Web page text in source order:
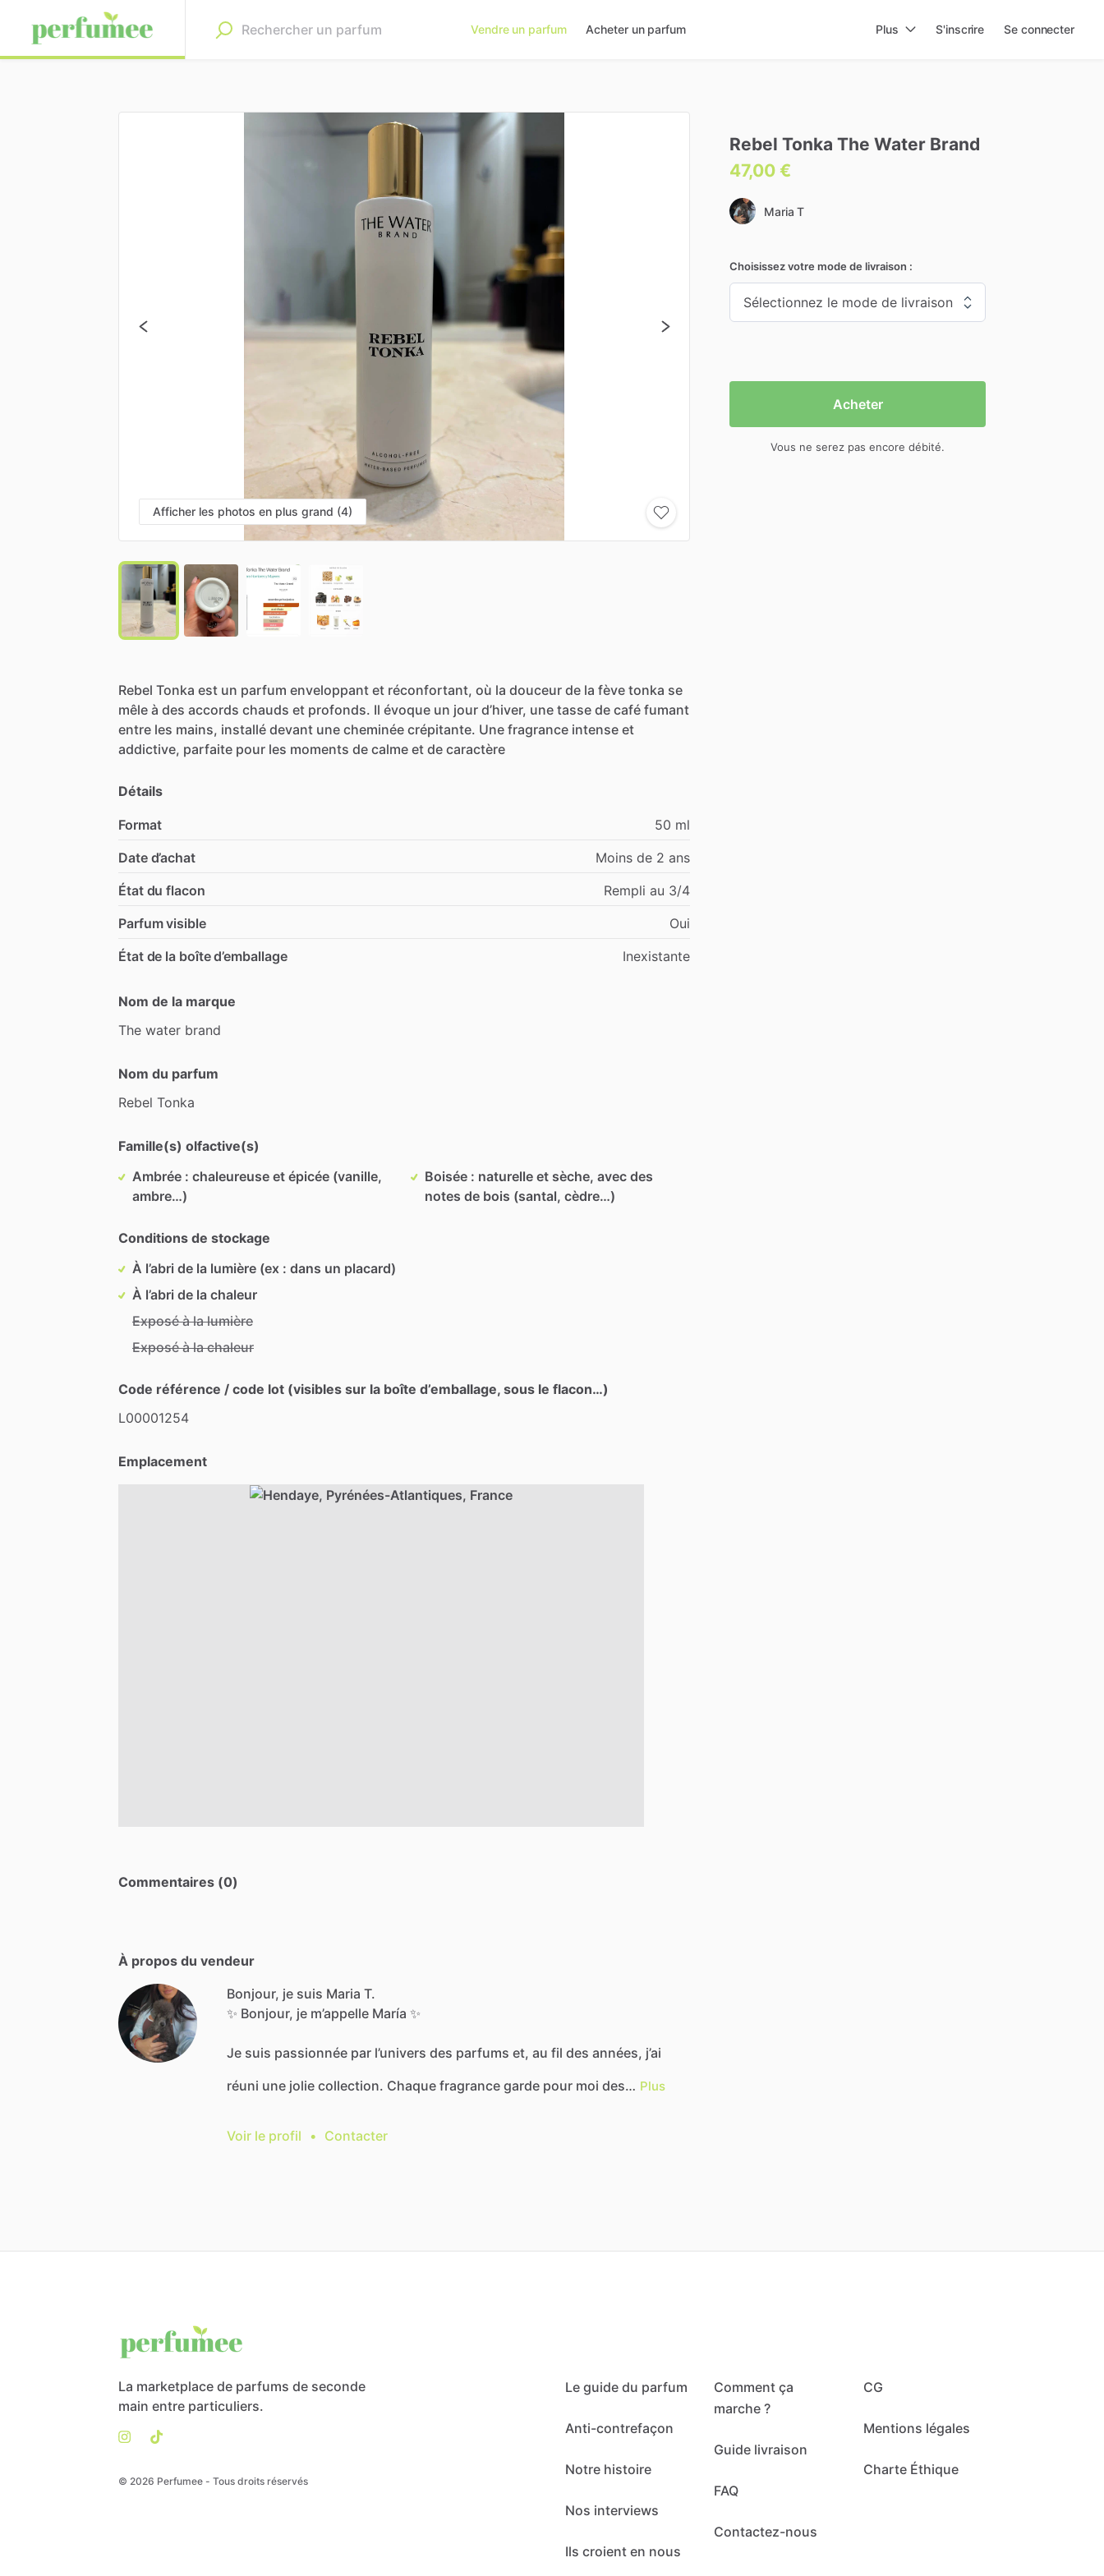
Vendre un parfum Acheter un parfum Plus S'inscrire Se connecter
Afficher les photos en plus grand (4)
Rebel Tonka est un parfum enveloppant et réconfortant, où la douceur de la fève tonka se
mêle à des accords chauds et profonds. Il évoque un jour d’hiver, une tasse de café fumant
entre les mains, installé devant une cheminée crépitante. Une fragrance intense et
addictive, parfaite pour les moments de calme et de caractère
Détails
Format
50 ml
Date d’achat
Moins de 2 ans
État du flacon
Rempli au 3/4
Parfum visible
Oui
État de la boîte d’emballage
Inexistante
Nom de la marque
The water brand
Nom du parfum
Rebel Tonka
Famille(s) olfactive(s)
Ambrée : chaleureuse et épicée (vanille,
ambre…)
Boisée : naturelle et sèche, avec des
notes de bois (santal, cèdre…)
Conditions de stockage
À l’abri de la lumière (ex : dans un placard)
À l’abri de la chaleur
Exposé à la lumière
Exposé à la chaleur
Code référence / code lot (visibles sur la boîte d’emballage, sous le flacon…)
L00001254
Emplacement
Commentaires (0)
À propos du vendeur
Bonjour, je suis Maria T.
✨ Bonjour, je m’appelle María ✨
Je suis passionnée par l’univers des parfums et, au fil des années, j’ai
réuni une jolie collection. Chaque fragrance garde pour moi des… Plus
Voir le profil • Contacter
Rebel Tonka The Water Brand
47,00 €
Maria T
Choisissez votre mode de livraison :
Acheter
Vous ne serez pas encore débité.
La marketplace de parfums de seconde
main entre particuliers.
© 2026 Perfumee - Tous droits réservés
Le guide du parfum
Anti-contrefaçon
Notre histoire
Nos interviews
Ils croient en nous
Comment ça
marche ?
Guide livraison
FAQ
Contactez-nous
CG
Mentions légales
Charte Éthique